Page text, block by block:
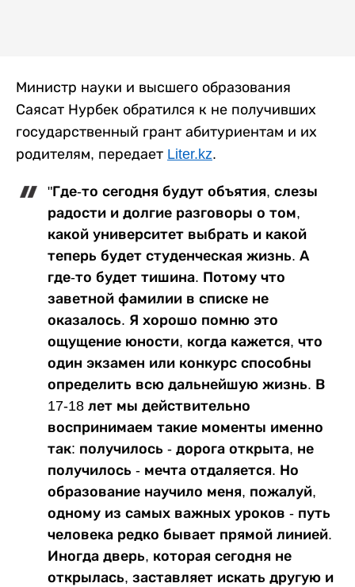
Министр науки и высшего образования
Саясат Нурбек обратился к не получивших
государственный грант абитуриентам и их
родителям, передает Liter.kz.
"Где-то сегодня будут объятия, слезы
радости и долгие разговоры о том,
какой университет выбрать и какой
теперь будет студенческая жизнь. А
где-то будет тишина. Потому что
заветной фамилии в списке не
оказалось. Я хорошо помню это
ощущение юности, когда кажется, что
один экзамен или конкурс способны
определить всю дальнейшую жизнь. В
17-18 лет мы действительно
воспринимаем такие моменты именно
так: получилось - дорога открыта, не
получилось - мечта отдаляется. Но
образование научило меня, пожалуй,
одному из самых важных уроков - путь
человека редко бывает прямой линией.
Иногда дверь, которая сегодня не
открылась, заставляет искать другую и